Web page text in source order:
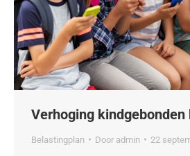
Verhoging kindgebonden
Belastingplan Door admin 22